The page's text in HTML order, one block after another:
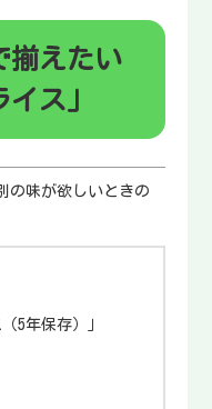
揃えたい
ス」
の味が欲しいときの
5年保存）」